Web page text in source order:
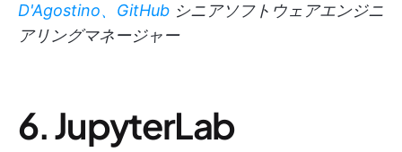
D'Agostino、GitHub シニアソフトウェアエンジニ
アリングマネージャー
6. JupyterLab